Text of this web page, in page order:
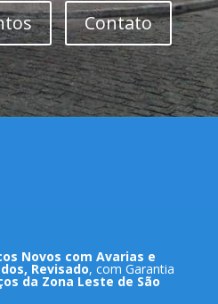
Contato
Novos com Avarias e
Revisado, com Garantia
da Zona Leste de São